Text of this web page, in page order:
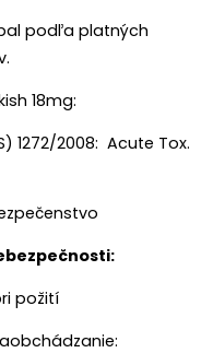
podľa platných
18mg:
1272/2008: Acute Tox.
požití